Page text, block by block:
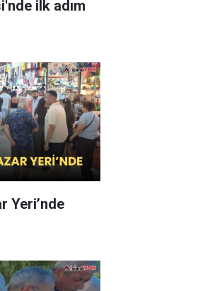
ilk adım
Yeri’nde